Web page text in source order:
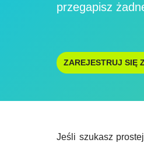
przegapisz
ZAREJESTRUJ SIĘ
Jeśli szukasz